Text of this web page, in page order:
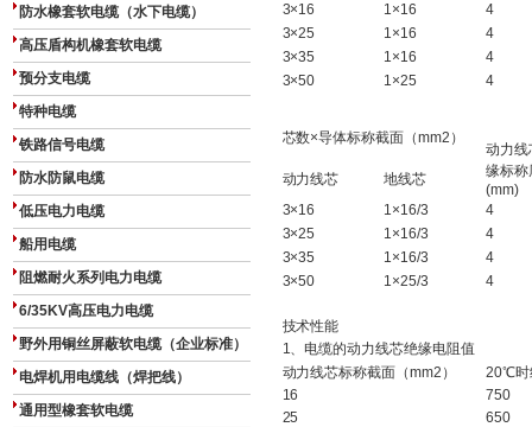
防水橡套软电缆（水下电缆）
高压盾构机橡套软电缆
预分支电缆
特种电缆
铁路信号电缆
防水防鼠电缆
低压电力电缆
船用电缆
阻燃耐火系列电力电缆
6/35KV高压电力电缆
野外用铜丝屏蔽软电缆（企业标准）
电焊机用电缆线（焊把线）
通用型橡套软电缆
3×16
1×16
4
3×25
1×16
4
3×35
1×16
4
3×50
1×25 4
芯数×导体标称截面（mm2）
动力线
动力线芯
地线芯
缘标称
(mm)
3×16
1×16/3
4
3×25
1×16/3
4
3×35
1×16/3
4
3×50
1×25/3 4
技术性能
1、电缆的动力线芯绝缘电阻值
动力线芯标称截面（mm2）
20℃时
16
750
25
650